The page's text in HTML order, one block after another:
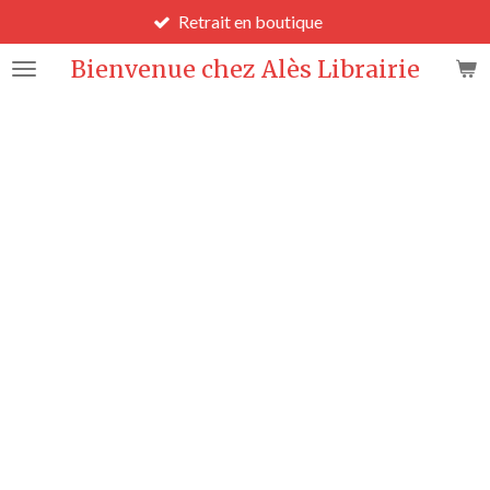
au
contenuBienvenue chez Alès Librairie
Retrait en boutique